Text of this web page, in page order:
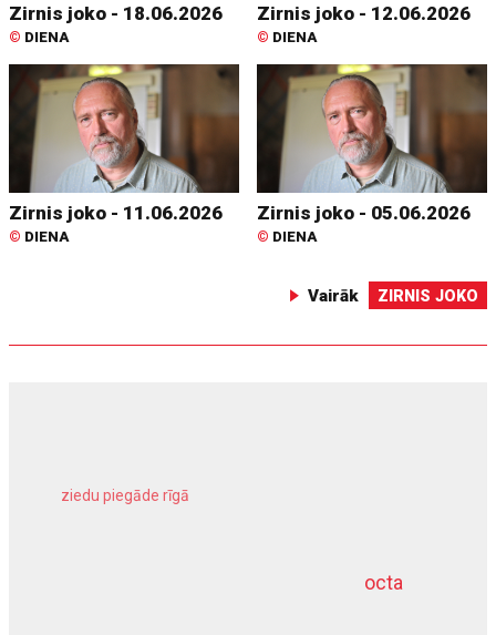
Zirnis joko - 18.06.2026
© DIENA
Zirnis joko - 12.06.2026
© DIENA
Zirnis joko - 11.06.2026
© DIENA
Zirnis joko - 05.06.2026
© DIENA
Vairāk ZIRNIS JOKO
octa
ziedu piegāde rīgā
dziļurbums